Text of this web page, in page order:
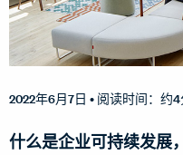
2022年6月7日 • 阅读时间：约
什么是企业可持续发展